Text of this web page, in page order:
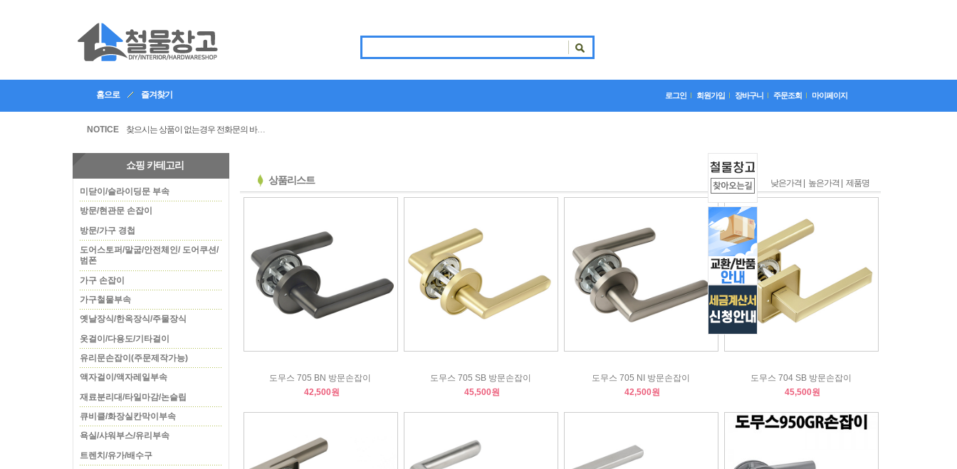
홈으로 즐겨찾기 로그인 회원가입 장바구니 주문조회 마이페이지
NOTICE
찾으시는 상품이 없는경우 전화문의 바랍니다
쇼핑 카테고리
미닫이/슬라이딩문 부속
방문/현관문 손잡이
방문/가구 경첩
도어스토퍼/말굽/안전체인/ 도어쿠션/
범폰
가구 손잡이
가구철물부속
옛날장식/한옥장식/주물장식
옷걸이/다용도/기타걸이
유리문손잡이(주문제작가능)
액자걸이/액자레일부속
재료분리대/타일마감/논슬립
큐비클/화장실칸막이부속
욕실/샤워부스/유리부속
트렌치/유가/배수구
상품리스트 낮은가격 | 높은가격 | 제품명
도무스 705 BN 방문손잡이
42,500원
도무스 705 SB 방문손잡이
45,500원
도무스 705 NI 방문손잡이
42,500원
도무스 704 SB 방문손잡이
45,500원